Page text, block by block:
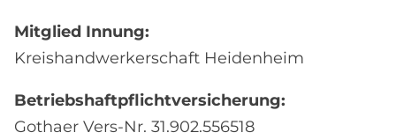
Mitglied Innung:
Kreishandwerkerschaft Heidenheim
Betriebshaftpflichtversicherung:
Gothaer Vers-Nr. 31.902.556518